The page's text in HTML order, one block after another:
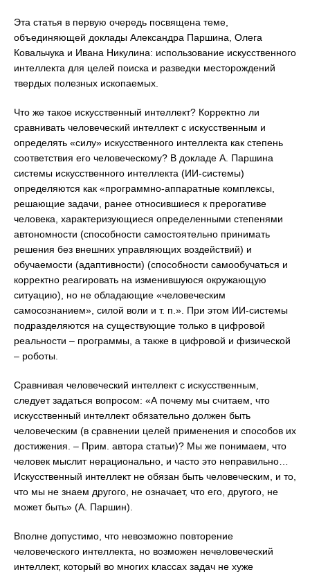
Эта статья в первую очередь посвящена теме,
объединяющей доклады Александра Паршина, Олега
Ковальчука и Ивана Никулина: использование искусственного
интеллекта для целей поиска и разведки месторождений
твердых полезных ископаемых.
Что же такое искусственный интеллект? Корректно ли
сравнивать человеческий интеллект с искусственным и
определять «силу» искусственного интеллекта как степень
соответствия его человеческому? В докладе А. Паршина
системы искусственного интеллекта (ИИ-системы)
определяются как «программно-аппаратные комплексы,
решающие задачи, ранее относившиеся к прерогативе
человека, характеризующиеся определенными степенями
автономности (способности самостоятельно принимать
решения без внешних управляющих воздействий) и
обучаемости (адаптивности) (способности самообучаться и
корректно реагировать на изменившуюся окружающую
ситуацию), но не обладающие «человеческим
самосознанием», силой воли и т. п.». При этом ИИ-системы
подразделяются на существующие только в цифровой
реальности – программы, а также в цифровой и физической
– роботы.
Сравнивая человеческий интеллект с искусственным,
следует задаться вопросом: «А почему мы считаем, что
искусственный интеллект обязательно должен быть
человеческим (в сравнении целей применения и способов их
достижения. – Прим. автора статьи)? Мы же понимаем, что
человек мыслит нерационально, и часто это неправильно…
Искусственный интеллект не обязан быть человеческим, и то,
что мы не знаем другого, не означает, что его, другого, не
может быть» (А. Паршин).
Вполне допустимо, что невозможно повторение
человеческого интеллекта, но возможен нечеловеческий
интеллект, который во многих классах задач не хуже